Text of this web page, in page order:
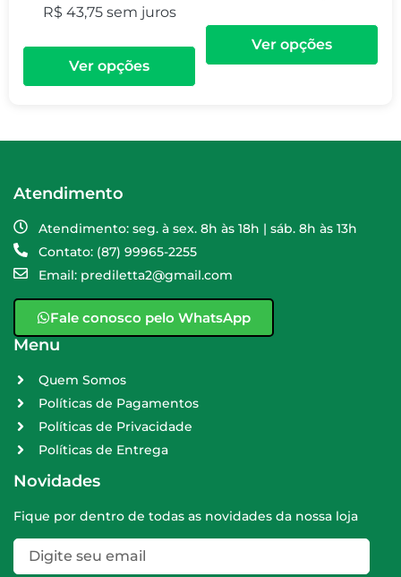
R$ 43,75sem juros
Ver opções
Ver opções
Atendimento
Atendimento: seg. à sex. 8h às 18h | sáb. 8h às 13h
Contato: (87) 99965-2255
Email: prediletta2@gmail.com
Fale conosco pelo WhatsApp
Menu
Quem Somos
Políticas de Pagamentos
Políticas de Privacidade
Políticas de Entrega
Novidades
Fique por dentro de todas as novidades da nossa loja